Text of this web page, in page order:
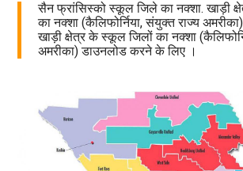
सैन फ्रांसिस्को स्कूल जिले का नक्शा. खाड़ी
का नक्शा (कैलिफोर्निया, संयुक्त राज्य
खाड़ी क्षेत्र के स्कूल जिलों का नक्शा
अमरीका) डाउनलोड करने के लिए ।